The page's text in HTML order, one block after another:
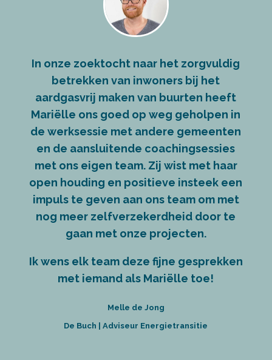
In onze zoektocht naar het zorgvuldig
betrekken van inwoners bij het
aardgasvrij maken van buurten heeft
Mariëlle ons goed op weg geholpen in
de werksessie met andere gemeenten
en de aansluitende coachingsessies
met ons eigen team. Zij wist met haar
open houding en positieve insteek een
impuls te geven aan ons team om met
nog meer zelfverzekerdheid door te
gaan met onze projecten.
Ik wens elk team deze fijne gesprekken
met iemand als Mariëlle toe!
Melle de Jong
De Buch | Adviseur Energietransitie